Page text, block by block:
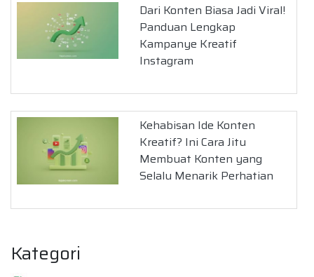
Dari Konten Biasa Jadi Viral!
Panduan Lengkap
Kampanye Kreatif
Instagram
Kehabisan Ide Konten
Kreatif? Ini Cara Jitu
Membuat Konten yang
Selalu Menarik Perhatian
Kategori